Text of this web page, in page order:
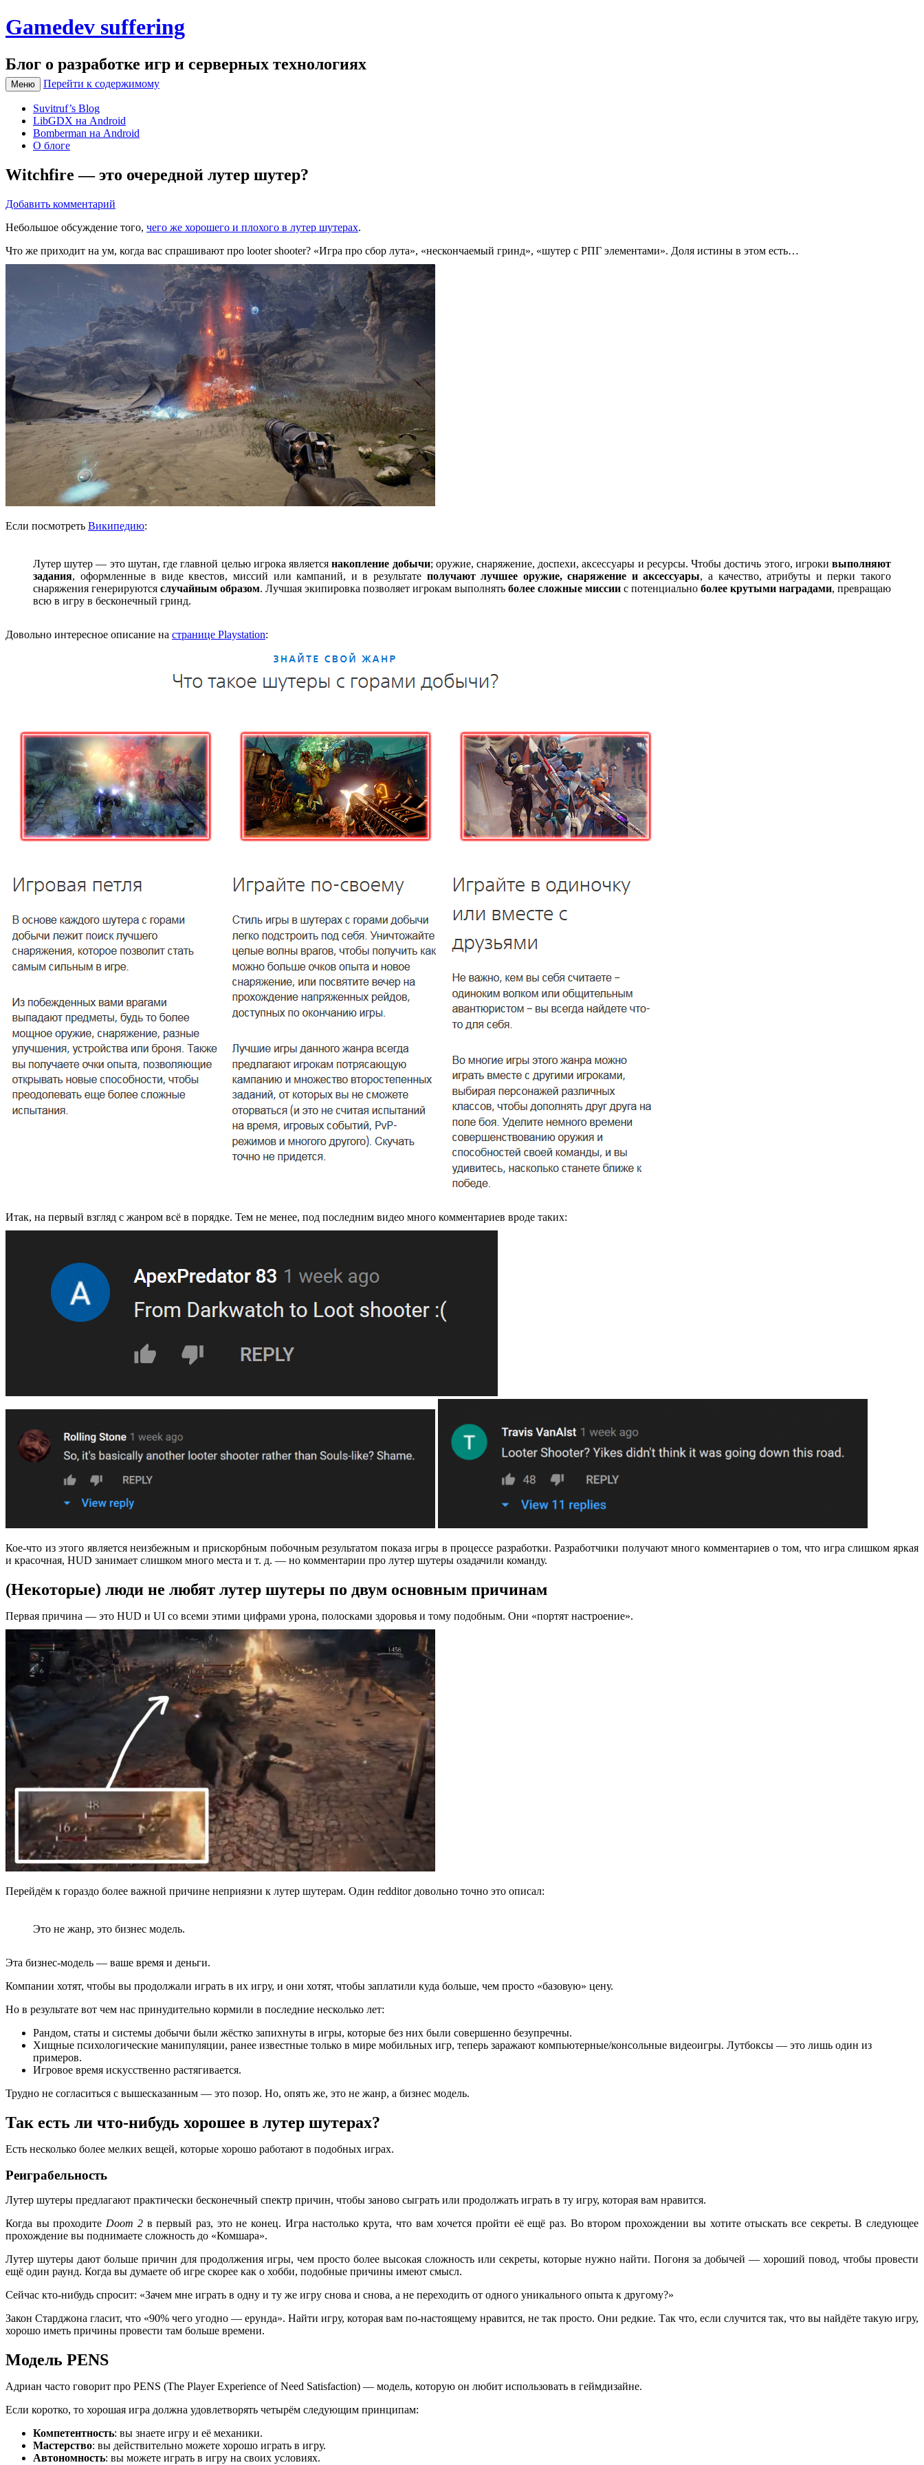
Gamedev suffering
Блог о разработке игр и серверных технологиях
Меню Перейти к содержимому
Suvitruf’s Blog
LibGDX на Android
Bomberman на Android
О блоге
Witchfire — это очередной лутер шутер?
Добавить комментарий
Небольшое обсуждение того, чего же хорошего и плохого в лутер шутерах.
Что же приходит на ум, когда вас спрашивают про looter shooter? «Игра про сбор лута», «нескончаемый гринд», «шутер с РПГ элементами». Доля истины в этом есть…
Если посмотреть Википедию:
Лутер шутер — это шутан, где главной целью игрока являетсянакопление добычи; оружие, снаряжение, доспехи, аксессуары и ресурсы. Чтобы достичь этого, игрокивыполняют
задания, оформленные в виде квестов, миссий или кампаний, и в результате получают лучшее оружие, снаряжение и аксессуары, а качество, атрибуты и перки такого
снаряжения генерируются случайным образом. Лучшая экипировка позволяет игрокам выполнять более сложные миссии с потенциально более крутыми наградами, превращаю
всю в игру в бесконечный гринд.
Довольно интересное описание на странице Playstation:
Итак, на первый взгляд с жанром всё в порядке. Тем не менее, под последним видео много комментариев вроде таких:
Кое-что из этого является неизбежным и прискорбным побочным результатом показа игры в процессе разработки. Разработчики получают много комментариев о том, что игра слишком яркая
и красочная, HUD занимает слишком много места и т. д. — но комментарии про лутер шутеры озадачили команду.
(Некоторые) люди не любят лутер шутеры по двум основным причинам
Первая причина — это HUD и UI со всеми этими цифрами урона, полосками здоровья и тому подобным. Они «портят настроение».
Перейдём к гораздо более важной причине неприязни к лутер шутерам. Один redditor довольно точно это описал:
Это не жанр, это бизнес модель.
Эта бизнес-модель — ваше время и деньги.
Компании хотят, чтобы вы продолжали играть в их игру, и они хотят, чтобы заплатили куда больше, чем просто «базовую» цену.
Но в результате вот чем нас принудительно кормили в последние несколько лет:
Рандом, статы и системы добычи были жёстко запихнуты в игры, которые без них были совершенно безупречны.
Хищные психологические манипуляции, ранее известные только в мире мобильных игр, теперь заражают компьютерные/консольные видеоигры. Лутбоксы — это лишь один из
примеров.
Игровое время искусственно растягивается.
Трудно не согласиться с вышесказанным — это позор. Но, опять же, это не жанр, а бизнес модель.
Так есть ли что-нибудь хорошее в лутер шутерах?
Есть несколько более мелких вещей, которые хорошо работают в подобных играх.
Реиграбельность
Лутер шутеры предлагают практически бесконечный спектр причин, чтобы заново сыграть или продолжать играть в ту игру, которая вам нравится.
Когда вы проходите Doom 2в первый раз, это не конец. Игра настолько крута, что вам хочется пройти её ещё раз. Во втором прохождении вы хотите отыскать все секреты. В следующее
прохождение вы поднимаете сложность до «Комшара».
Лутер шутеры дают больше причин для продолжения игры, чем просто более высокая сложность или секреты, которые нужно найти. Погоня за добычей — хороший повод, чтобы провести
ещё один раунд. Когда вы думаете об игре скорее как о хобби, подобные причины имеют смысл.
Сейчас кто-нибудь спросит: «Зачем мне играть в одну и ту же игру снова и снова, а не переходить от одного уникального опыта к другому?»
Закон Старджона гласит, что «90% чего угодно — ерунда». Найти игру, которая вам по-настоящему нравится, не так просто. Они редкие. Так что, если случится так, что вы найдёте такую игру,
хорошо иметь причины провести там больше времени.
Модель PENS
Адриан часто говорит про PENS (The Player Experience of Need Satisfaction) — модель, которую он любит использовать в геймдизайне.
Если коротко, то хорошая игра должна удовлетворять четырём следующим принципам:
Компетентность: вы знаете игру и её механики.
Мастерство: вы действительно можете хорошо играть в игру.
Автономность: вы можете играть в игру на своих условиях.